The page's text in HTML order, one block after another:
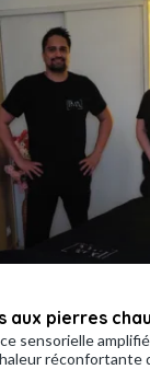
aux pierres
sensorielle
réconfortante